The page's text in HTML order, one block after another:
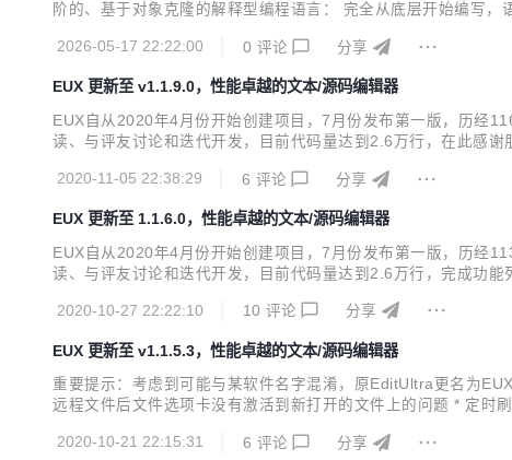
阶的、基于对象克隆的解释型编程语言： 完全从底层开始编写
2026-05-17 22:22:00
0 评论 分享
EUX 更新至 v1.1.9.0，性能卓越的文本/源码编辑器
EUX自从2020年4月份开始创建项目，7月份发布第一版，历经
读、与评友讨论和迭代开发，目前代码量达到2.6万行，在此感
2020-11-05 22:38:29
6 评论 分享
EUX 更新至 1.1.6.0，性能卓越的文本/源码编辑器
EUX自从2020年4月份开始创建项目，7月份发布第一版，历经
读、与评友讨论和迭代开发，目前代码量达到2.6万行，完成功
级的切剪、复制和粘贴； 查找和替换、一键列...
2020-10-27 22:22:10 10 评论 分享
EUX 更新至 v1.1.5.3，性能卓越的文本/源码编辑器
重要提示：考虑到可能与某软件名字混淆，原EditUltra更名
远程文件后文件选项卡没有激活到新打开的文件上的问题 * 定
2020-10-21 22:15:31
6 评论 分享